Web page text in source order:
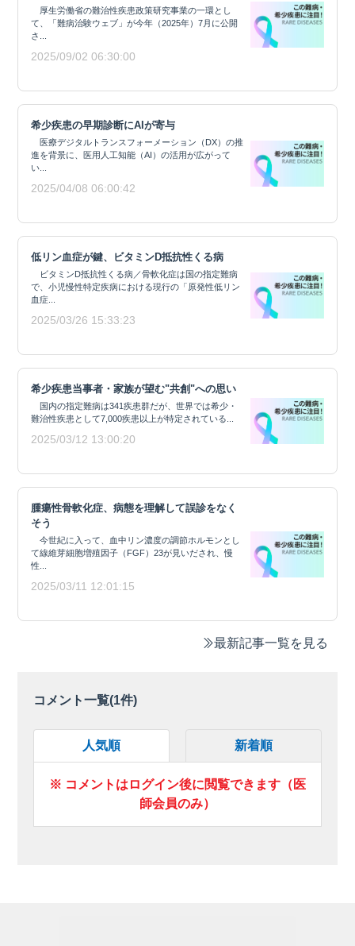
厚生労働省の難治性疾患政策研究事業の一環とし
て、「難病治験ウェブ」が今年（2025年）7月に公開
さ...
2025/09/02 06:30:00
希少疾患の早期診断にAIが寄与
医療デジタルトランスフォーメーション（DX）の推
進を背景に、医用人工知能（AI）の活用が広がって
い...
2025/04/08 06:00:42
低リン血症が鍵、ビタミンD抵抗性くる病
ビタミンD抵抗性くる病／骨軟化症は国の指定難病
で、小児慢性特定疾病における現行の「原発性低リン
血症...
2025/03/26 15:33:23
希少疾患当事者・家族が望む"共創"への思い
国内の指定難病は341疾患群だが、世界では希少・
難治性疾患として7,000疾患以上が特定されている...
2025/03/12 13:00:20
腫瘍性骨軟化症、病態を理解して誤診をなく
そう
今世紀に入って、血中リン濃度の調節ホルモンとし
て線維芽細胞増殖因子（FGF）23が見いだされ、慢
性...
2025/03/11 12:01:15
最新記事一覧を見る
コメント一覧(1件)
人気順 新着順
※ コメントはログイン後に閲覧できます（医
師会員のみ）